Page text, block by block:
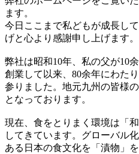
ます。
今日ここまで私どもが成長し
げと心より感謝申し上げます。
弊社は昭和10年、私の父が10
創業して以来、80余年にわた
参りました。地元九州の皆様
となっております。
現在、食をとりまく環境は「
してきています。グローバル
ある日本の食文化を「漬物」